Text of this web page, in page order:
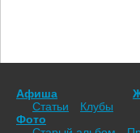
Афиша
Статьи
Клубы
Фото